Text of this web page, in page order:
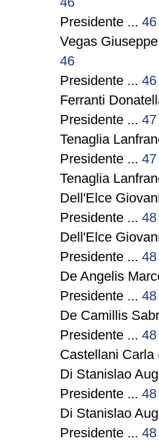
Presidente ... 46
Vegas
46
Presidente ... 46
Ferranti
Presidente ... 47
Tenaglia
Presidente ... 47
Tenaglia
Dell'Elce
Presidente ... 48
Dell'Elce
Presidente ... 48
De Angelis
Presidente ... 48
De Camillis
Presidente ... 48
Castellani
Di Stanislao
Presidente ... 48
Di Stanislao
Presidente ... 48